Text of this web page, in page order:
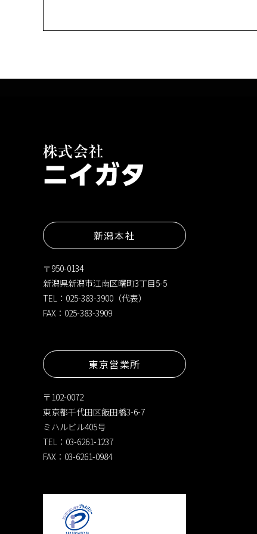
新潟本社
〒950-0134
新潟県新潟市江南区曙町3丁目5-5
TEL：025-383-3900（代表）
FAX：025-383-3909
東京営業所
〒102-0072
東京都千代田区飯田橋3-6-7
ミハルビル405号
TEL：03-6261-1237
FAX：03-6261-0984